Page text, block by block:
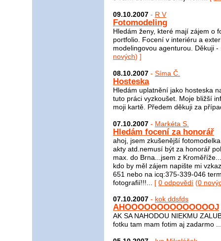
09.10.2007 - R V
Fotomodeling
Hledám ženy, které mají zájem o
portfolio. Focení v interiéru a
modelingovou agenturou. Děkuji
nových) ]
08.10.2007 - Síma Č.
Hosteska
Hledám uplatnění jako hosteska
tuto práci vyzkoušet. Moje bližší
moji kartě. Předem děkuji za
07.10.2007 - Markéta S.
Hledám focení za honorář
ahoj, jsem zkušenější
akty atd.nemusí být za honorář
max. do Brna...jsem z
kdo by měl zájem napište mi
651 nebo na icq:375-339-046
fotografií!!!... [ 0 odpovědí (0
07.10.2007 - kok ddsfds
AHOOOOOOOOOOOOOOJ
AK SA NAHODOU NIEKMU
fotku tam mam fotim aj zadarmo